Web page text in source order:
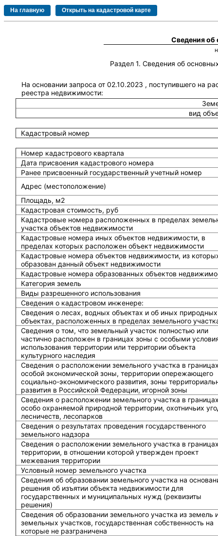
Сведения
Раздел 1. Сведения об
На основании запроса от 02.10.2023 , поступившего на
реестра недвижимости:
вид
Кадастровый номер
Номер кадастрового квартала
Дата присвоения кадастрового номера
Ранее присвоенный государственный учетный номер
Адрес (местоположение)
Площадь, м2
Кадастровая стоимость, руб
Кадастровые номера расположенных в пределах
участка объектов недвижимости
Кадастровые номера иных объектов недвижимости, в
пределах которых расположен объект недвижимости
Кадастровые номера объектов недвижимости, из
образован данный объект недвижимости
Кадастровые номера образованных объектов
Категория земель
Виды разрешенного использования
Сведения о кадастровом инженере:
Cведения о лесах, водных объектах и об иных природных
объектах, расположенных в пределах земельного
Сведения о том, что земельный участок полностью или
частично расположен в границах зоны с особыми
использования территории или территории объекта
культурного наследия
Сведения о расположении земельного участка в
особой экономической зоны, территории опережающего
социально-экономического развития, зоны
развития в Российской Федерации, игорной зоны
Сведения о расположении земельного участка в
особо охраняемой природной территории, охотничьих
лесничеств, лесопарков
Сведения о результатах проведения государственного
земельного надзора
Сведения о расположении земельного участка в
территории, в отношении которой утвержден проект
межевания территории
Условный номер земельного участка
Сведения об образовании земельного участка на
решения об изъятии объекта недвижимости для
государственных и муниципальных нужд (реквизиты
решения)
Сведения об образовании земельного участка из земель
земельных участков, государственная собственность на
которые не разграничена